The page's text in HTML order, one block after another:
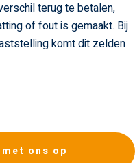
terug te betalen,
of fout is gemaakt. Bij
komt dit zelden
ons op